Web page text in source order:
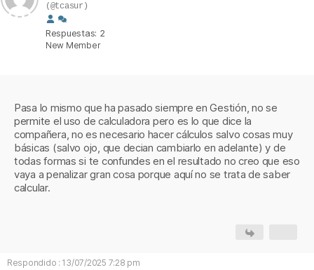
(@tcasur)
Respuestas: 2
New Member
Pasa lo mismo que ha pasado siempre en Gestión, no se
permite el uso de calculadora pero es lo que dice la
compañera, no es necesario hacer cálculos salvo cosas muy
básicas (salvo ojo, que decian cambiarlo en adelante) y de
todas formas si te confundes en el resultado no creo que eso
vaya a penalizar gran cosa porque aquí no se trata de saber
calcular.
Respondido : 13/07/2025 7:28 pm